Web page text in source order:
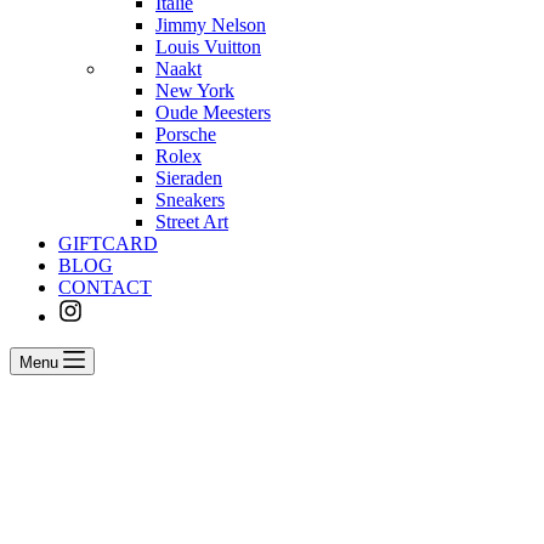
Jimmy Nelson
Louis Vuitton
Naakt
New York
Oude Meesters
Porsche
Rolex
Sieraden
Sneakers
Street Art
GIFTCARD
BLOG
CONTACT
Menu